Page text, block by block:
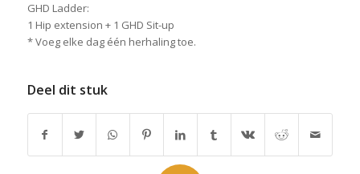
GHD Ladder:
1 Hip extension + 1 GHD Sit-up
* Voeg elke dag één herhaling toe.
Deel dit stuk